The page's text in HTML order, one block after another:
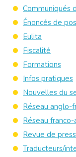
Communiqués
Énoncés de
Eulita
Fiscalité
Formations
Infos pratiques
Nouvelles du
Réseau anglo-
Réseau
Revue de
Traducteurs/